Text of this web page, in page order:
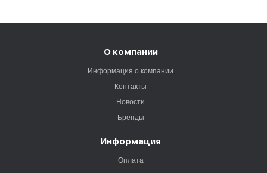
О компании
Информация о компании
Контакты
Новости
Бренды
Информация
Оплата